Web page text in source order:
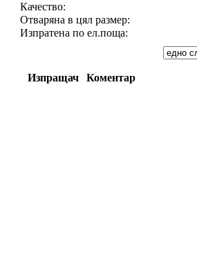
Качество:
Отваряна в цял размер:
Изпратена по ел.поща:
Изпращач Коментар